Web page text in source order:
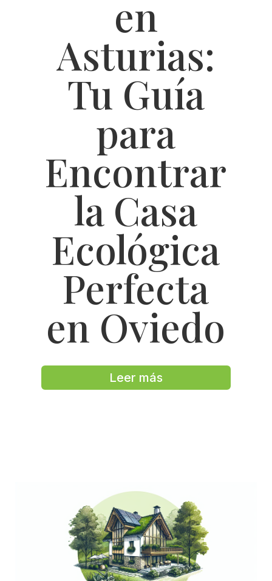
en
Asturias:
Tu Guía
para
Encontrar
la Casa
Ecológica
Perfecta
en Oviedo
Leer más